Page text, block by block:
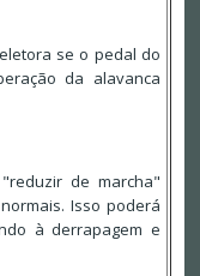
se o pedal do
da alavanca
de marcha"
Isso poderá
à derrapagem e